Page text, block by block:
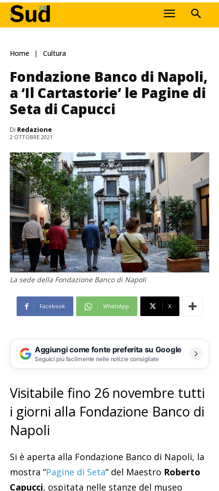
Home Cultura
Fondazione Banco di Napoli,
a ‘Il Cartastorie’ le Pagine di
Seta di Capucci
Di Redazione
2 OTTOBRE 2021
La sede della Fondazione Banco di Napoli
Facebook WhatsApp X
Aggiungi come fonte preferita su Google
Seguici più facilmente nelle notizie consigliate
Visitabile fino 26 novembre tutti
i giorni alla Fondazione Banco di
Napoli
Si è aperta alla Fondazione Banco di Napoli, la
mostra “Pagine di Seta” del Maestro Roberto
Capucci, ospitata nelle stanze del museo